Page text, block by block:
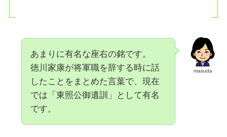
masuda
あまりに有名な座右の銘です。
徳川家康が将軍職を辞する時に話
したことをまとめた言葉で、現在
では「東照公御遺訓」として有名
です。